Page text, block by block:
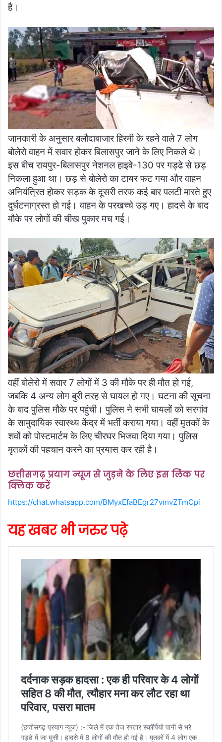
है।
जानकारी के अनुसार बलौदाबाजार हिरमी के रहने वाले 7 लोग
बोलेरो वाहन में सवार होकर बिलासपुर जाने के लिए निकले थे।
इस बीच रायपुर-बिलासपुर नेशनल हाइवे-130 पर गड्ढे से छड़
निकला हुआ था। छड़ से बोलेरो का टायर फट गया और वाहन
अनियंत्रित होकर सड़क के दूसरी तरफ कई बार पलटी मारते हुए
दुर्घटनाग्रस्त हो गई। वाहन के परखच्चे उड़ गए। हादसे के बाद
मौके पर लोगों की चीख पुकार मच गई।
वहीं बोलेरो में सवार 7 लोगों में 3 की मौके पर ही मौत हो गई,
जबकि 4 अन्य लोग बुरी तरह से घायल हो गए। घटना की सूचना
के बाद पुलिस मौके पर पहुंची। पुलिस ने सभी घायलों को सरगांव
के सामुदायिक स्वास्थ्य केंद्र में भर्ती कराया गया। वहीं मृतकों के
शवों को पोस्टमार्टम के लिए चीरघर भिजवा दिया गया। पुलिस
मृतकों की पहचान करने का प्रयास कर रही है।
छत्तीसगढ़ प्रयाग न्यूज से जुड़ने के लिए इस लिंक पर
क्लिक करें
https://chat.whatsapp.com/BMyxEfaBEgr27vmvZTmCpi
यह खबर भी जरुर पढ़े